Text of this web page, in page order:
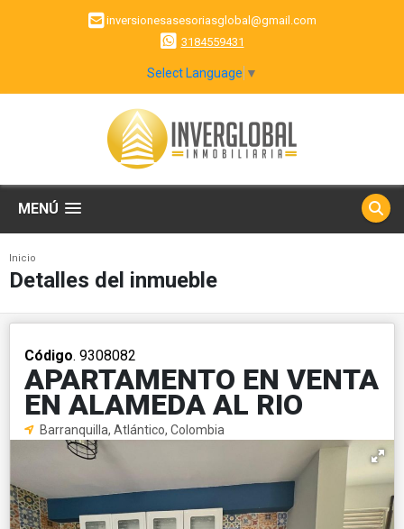
inversionesasesoriasglobal@gmail.com
3184559431
Select Language ▼
MENÚ
Inicio
Detalles del inmueble
Código. 9308082
APARTAMENTO EN VENTA
EN ALAMEDA AL RIO
Barranquilla, Atlántico, Colombia